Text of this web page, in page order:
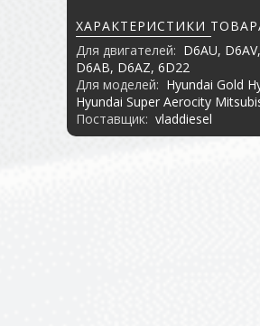
ХАРАКТЕРИСТИКИ
Для двигателей: D6AU,
D6AB, D6AZ, 6D22
Для моделей: Hyundai Gold
Hyundai Super Aerocity
Поставщик: vladdiesel